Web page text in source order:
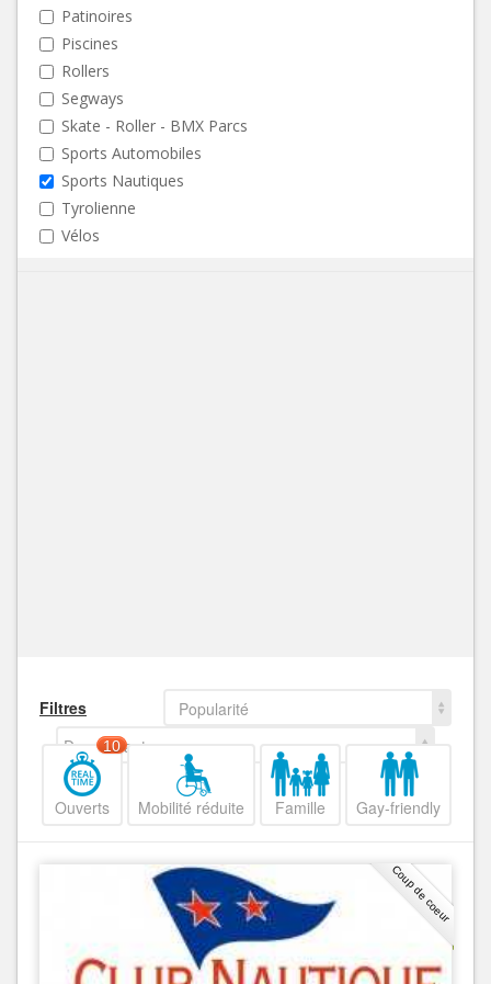
Patinoires
Piscines
Rollers
Segways
Skate - Roller - BMX Parcs
Sports Automobiles
Sports Nautiques
Tyrolienne
Vélos
Filtres
Popularité
Decroissant
Ouverts
10
Mobilité réduite Famille Gay-friendly
Coup de coeur